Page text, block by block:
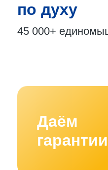
по духу
45 000+
Даём
гарантии